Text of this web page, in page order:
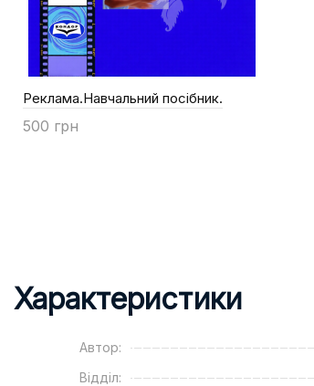
Реклама.Навчальний посібник.
500 грн
Характеристики
Автор:
Відділ: